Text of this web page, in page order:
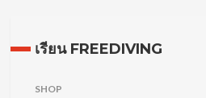
เรียน FREEDIVING
SHOP